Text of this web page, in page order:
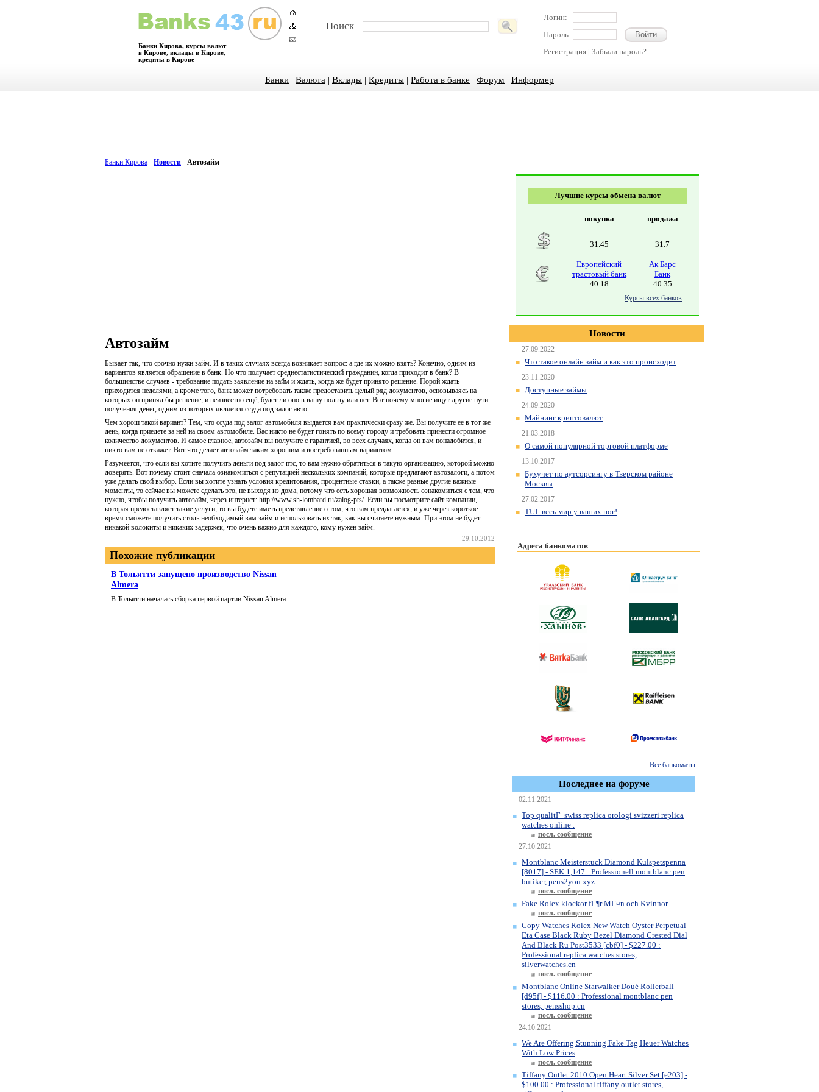
Банки Кирова, курсы валют
в Кирове, вклады в Кирове,
кредиты в Кирове
Поиск
Логин:
Пароль:
Регистрация | Забыли пароль?
Банки | Валюта | Вклады | Кредиты | Работа в банке | Форум | Информер
Банки Кирова - Новости - Автозайм
Автозайм
Бывает так, что срочно нужн займ. И в таких случаях всегда возникает вопрос: а где их можно взять? Конечно, одним из
вариантов является обращение в банк. Но что получает среднестатистический гражданин, когда приходит в банк? В
большинстве случаев - требование подать заявление на займ и ждать, когда же будет принято решение. Порой ждать
приходится неделями, а кроме того, банк может потребовать также предоставить целый ряд документов, основываясь на
которых он принял бы решение, и неизвестно ещё, будет ли оно в вашу пользу или нет. Вот почему многие ищут другие пути
получения денег, одним из которых является ссуда под залог авто.
Чем хорош такой вариант? Тем, что ссуда под залог автомобиля выдается вам практически сразу же. Вы получите ее в тот же
день, когда приедете за ней на своем автомобиле. Вас никто не будет гонять по всему городу и требовать принести огромное
количество документов. И самое главное, автозайм вы получите с гарантией, во всех случаях, когда он вам понадобится, и
никто вам не откажет. Вот что делает автозайм таким хорошим и востребованным вариантом.
Разумеется, что если вы хотите получить деньги под залог птс, то вам нужно обратиться в такую организацию, которой можно
доверять. Вот почему стоит сначала ознакомиться с репутацией нескольких компаний, которые предлагают автозалоги, а потом
уже делать свой выбор. Если вы хотите узнать условия кредитования, процентные ставки, а также разные другие важные
моменты, то сейчас вы можете сделать это, не выходя из дома, потому что есть хорошая возможность ознакомиться с тем, что
нужно, чтобы получить автозайм, через интернет: http://www.sh-lombard.ru/zalog-pts/. Если вы посмотрите сайт компании,
которая предоставляет такие услуги, то вы будете иметь представление о том, что вам предлагается, и уже через короткое
время сможете получить столь необходимый вам займ и использовать их так, как вы считаете нужным. При этом не будет
никакой волокиты и никаких задержек, что очень важно для каждого, кому нужен займ.
29.10.2012
Похожие публикации
В Тольятти запущено производство Nissan
Almera
В Тольятти началась сборка первой партии Nissan Almera.
Лучшие курсы обмена валют
покупка продажа
31.45 31.7
Европейский
трастовый банк
40.18
Ак Барс
Банк
40.35
Курсы всех банков
Новости
27.09.2022
Что такое онлайн займ и как это происходит
23.11.2020
Доступные займы
24.09.2020
Майнинг криптовалют
21.03.2018
О самой популярной торговой платформе
13.10.2017
Бухучет по аутсорсингу в Тверском районе
Москвы
27.02.2017
TUI: весь мир у ваших ног!
Адреса банкоматов
Все банкоматы
Последнее на форуме
02.11.2021
Top qualitГ swiss replica orologi svizzeri replica
watches online .
посл. сообщение
27.10.2021
Montblanc Meisterstuck Diamond Kulspetspenna
[8017] - SEK 1,147 : Professionell montblanc pen
butiker, pens2you.xyz
посл. сообщение
Fake Rolex klockor fГ¶r MГ¤n och Kvinnor
посл. сообщение
Copy Watches Rolex New Watch Oyster Perpetual
Eta Case Black Ruby Bezel Diamond Crested Dial
And Black Ru Post3533 [cbf0] - $227.00 :
Professional replica watches stores,
silverwatches.cn
посл. сообщение
Montblanc Online Starwalker Doué Rollerball
[d95f] - $116.00 : Professional montblanc pen
stores, pensshop.cn
посл. сообщение
24.10.2021
We Are Offering Stunning Fake Tag Heuer Watches
With Low Prices
посл. сообщение
Tiffany Outlet 2010 Open Heart Silver Set [e203] -
$100.00 : Professional tiffany outlet stores,